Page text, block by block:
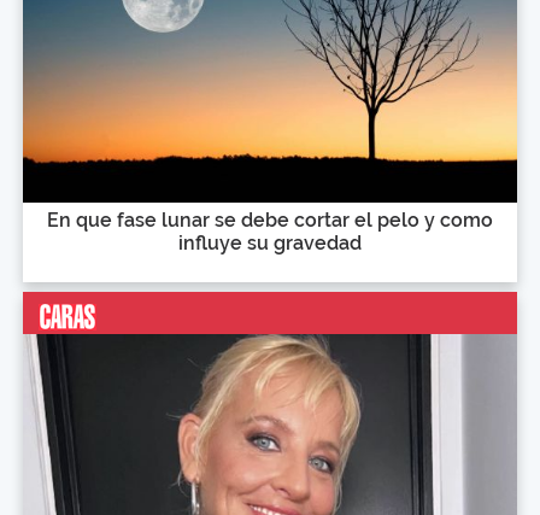
En que fase lunar se debe cortar el pelo y como
influye su gravedad